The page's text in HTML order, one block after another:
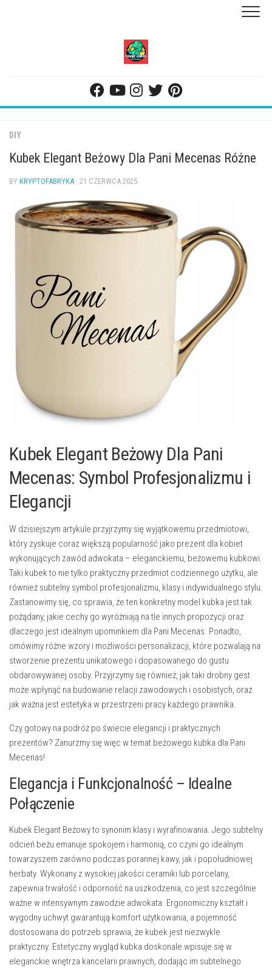
DIY
Kubek Elegant Beżowy Dla Pani Mecenas Różne
BY KRYPTOFABRYKA · 21 CZERWCA 2025
Kubek Elegant Beżowy Dla Pani
Mecenas: Symbol Profesjonalizmu i
Elegancji
W dzisiejszym artykule przyjrzymy się wyjątkowemu przedmiotowi,
który zyskuje coraz większą popularność jako prezent dla kobiet
wykonujących zawód adwokata – eleganckiemu, beżowemu kubkowi.
Taki kubek to nie tylko praktyczny przedmiot codziennego użytku, ale
również subtelny symbol profesjonalizmu, klasy i indywidualnego stylu.
Zastanowimy się, co sprawia, że ten konkretny model kubka jest tak
pożądany, jakie cechy go wyróżniają na tle innych propozycji oraz
dlaczego jest idealnym upominkiem dla Pani Mecenas. Ponadto,
omówimy różne wzory i możliwości personalizacji, które pozwalają na
stworzenie prezentu unikatowego i dopasowanego do gustu
obdarowywanej osoby. Przyjrzymy się również, jak taki drobny gest
może wpłynąć na budowanie relacji zawodowych i osobistych, oraz
jak ważna jest estetyka w przestrzeni pracy każdego prawnika.
Czy gotowy na podróż po świecie elegancji i praktycznych
prezentów? Zanurzmy się więc w temat beżowego kubka dla Pani
Mecenas!
Elegancja i Funkcjonalność – Idealne
Połączenie
Kubek Elegant Beżowy to synonim klasy i wyrafinowania. Jego subtelny
odcień beżu emanuje spokojem i harmonią, co czyni go idealnym
towarzyszem zarówno podczas porannej kawy, jak i popołudniowej
herbaty. Wykonany z wysokiej jakości ceramiki lub porcelany,
zapewnia trwałość i odporność na uszkodzenia, co jest szczególnie
ważne w intensywnym zawodzie adwokata. Ergonomiczny kształt i
wygodny uchwyt gwarantują komfort użytkowania, a pojemność
dostosowana do potrzeb sprawia, że kubek jest niezwykle
praktyczny. Estetyczny wygląd kubka doskonale wpisuje się w
eleganckie wnętrza kancelarii prawnych, dodając im subtelnego